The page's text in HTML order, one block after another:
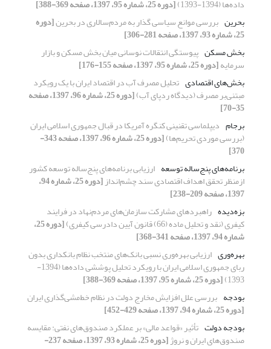
داده‌ها (1394-1393)
[دوره 25، شماره 95، 1397، صفحه 369-388]
بحرین بررسی موانع سیاسی گذار به مردم‌سالاری در بحرین[دوره
25، شماره 93، 1397، صفحه 281-306]
بخش مسکن پیوستگی انتقالات نوسانی میان بخش مسکن و بازار
سرمایه[دوره 25، شماره 95، 1397، صفحه 155-176]
بخش‌های اقتصادی تحلیل مصرف آب در اقتصاد ایران با یک رویکرد
مبتنی‌بر مصرف (دیدگاه ردپای آب) [دوره 25، شماره 96، 1397، صفحه
35-70]
برجام دیپلماسی تقنینی کنگره آمریکا در قبال جمهوری اسلامی ایران
(بررسی موردی تحریم‌ها) [دوره 25، شماره 96، 1397، صفحه 343-
370]
برنامه‌های پنج‌ساله توسعه ارزیابی برنامه‌های پنج‌ساله توسعه کشور
ازمنظر تحقق اهداف اقتصادی سند چشم‌انداز [دوره 25، شماره 94،
1397، صفحه 209-238]
بزه‌دیده راهبردهای مشارکت سازمان‌های مردم‌نهاد در فرایند
کیفری (نقد و تحلیل ماده (66) قانون آیین دادرسی کیفری) [دوره 25،
شماره 94، 1397، صفحه 341-368]
بهره‌وری ارزیابی بهره‌وری نسبی بانک‌های منتخب نظام بانکداری بدون
ربای جمهوری اسلامی ایران با رویکرد تحلیل پوششی داده‌ها (1394-
1393) [دوره 25، شماره 95، 1397، صفحه 369-388]
بودجه بررسی علل افزایش مخارج دولت در نظام خط‌مشی‌گذاری ایران
[دوره 25، شماره 94، 1397، صفحه 429-452]
بودجه دولت تأثیر «قواعد مالی» بر عملکرد صندوق‌های نفتی: مقایسه
صندوق‌های ایران و نروژ [دوره 25، شماره 93، 1397، صفحه 237-